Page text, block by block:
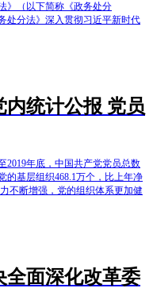
》（以下简称《政务处分
处分法》深入贯彻习近平新时代
内统计公报 党员
2019年底，中国共产党党员总数
的基层组织468.1万个，比上年净
不断增强，党的组织体系更加健
全面深化改革委